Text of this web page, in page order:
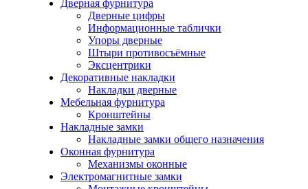
Дверная фурнитура
Дверные цифры
Информационные таблички
Упоры дверные
Штыри противосъёмные
Эксцентрики
Декоративные накладки
Накладки дверные
Мебельная фурнитура
Кронштейны
Накладные замки
Накладные замки общего назначения
Оконная фурнитура
Механизмы оконные
Электромагнитные замки